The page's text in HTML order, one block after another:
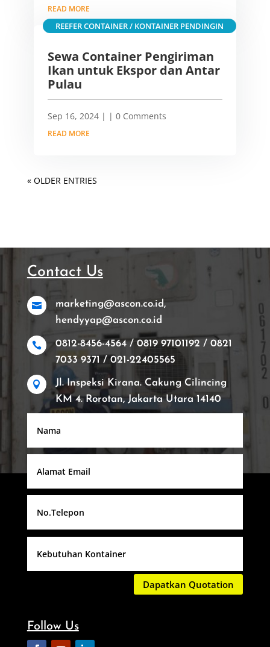
READ MORE
Sewa Container Pengiriman
Ikan untuk Ekspor dan Antar
Pulau
Sep 16, 2024|
REEFER CONTAINER / KONTAINER PENDINGIN
| 0 Comments
READ MORE
« OLDER ENTRIES
Contact Us

marketing@ascon.co.id,
hendyyap@ascon.co.id

0812-8456-4564 / 0819 97101192 / 0821
7033 9371 / 021-22405565

Jl. Inspeksi Kirana. Cakung Cilincing
KM 4. Rorotan, Jakarta Utara 14140
Dapatkan Quotation
Follow Us